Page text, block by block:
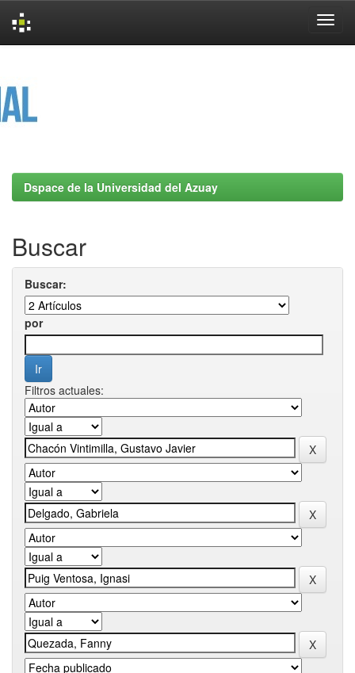
Dspace de la Universidad del Azuay
Buscar
Buscar:
por
Filtros actuales: